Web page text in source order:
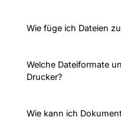
Wie füge ich Dateien
Welche Dateiformate
Drucker?
Wie kann ich